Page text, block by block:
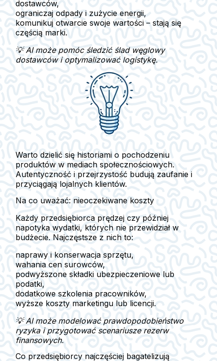
dostawców,
ograniczaj odpady i zużycie energii,
komunikuj otwarcie swoje wartości – stają się
częścią marki.
💡 AI może pomóc śledzić ślad węglowy
dostawców i optymalizować logistykę.
Warto dzielić się historiami o pochodzeniu
produktów w mediach społecznościowych.
Autentyczność i przejrzystość budują zaufanie i
przyciągają lojalnych klientów.
Na co uważać: nieoczekiwane koszty
Każdy przedsiębiorca prędzej czy później
napotyka wydatki, których nie przewidział w
budżecie. Najczęstsze z nich to:
naprawy i konserwacja sprzętu,
wahania cen surowców,
podwyższone składki ubezpieczeniowe lub
podatki,
dodatkowe szkolenia pracowników,
wyższe koszty marketingu lub licencji.
💡 AI może modelować prawdopodobieństwo
ryzyka i przygotować scenariusze rezerw
finansowych.
Co przedsiębiorcy najczęściej bagatelizują